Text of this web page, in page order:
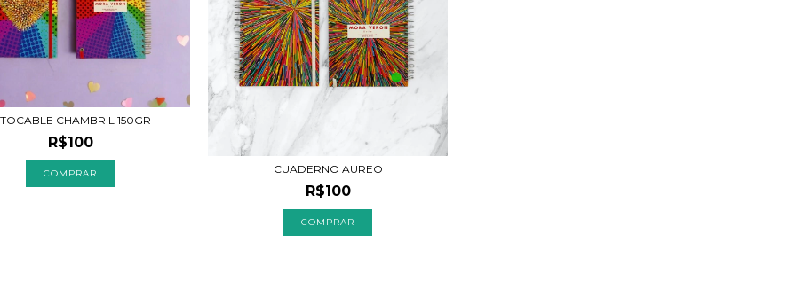
CHAMBRIL 150GR
R$100
COMPRAR CUADERNO AUREO
R$100